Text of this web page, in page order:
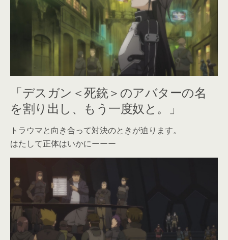
「デスガン＜死銃＞のアバターの名
を割り出し、もう一度奴と。」
トラウマと向き合って対決のときが迫ります。
はたして正体はいかにーーー